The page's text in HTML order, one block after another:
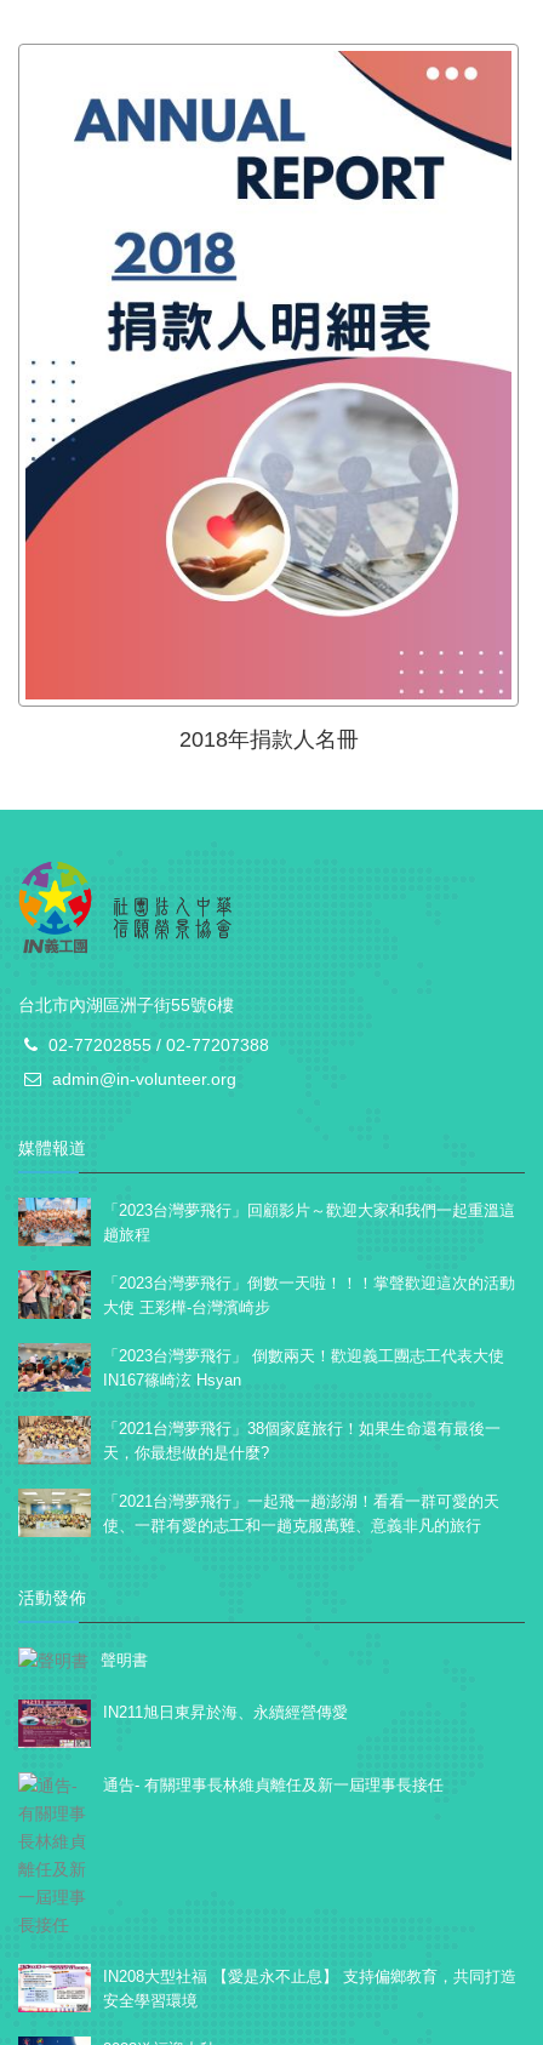
2018年捐款人名冊
台北市內湖區洲子街55號6樓
02-77202855 / 02-77207388
admin@in-volunteer.org
媒體報道
「2023台灣夢飛行」回顧影片～歡迎大家和我們一起重溫這
趟旅程
「2023台灣夢飛行」倒數一天啦！！！掌聲歡迎這次的活動
大使 王彩樺-台灣濱崎步
「2023台灣夢飛行」 倒數兩天！歡迎義工團志工代表大使
IN167篠崎泫 Hsyan
「2021台灣夢飛行」38個家庭旅行！如果生命還有最後一
天，你最想做的是什麼?
「2021台灣夢飛行」一起飛一趟澎湖！看看一群可愛的天
使、一群有愛的志工和一趟克服萬難、意義非凡的旅行
活動發佈
聲明書
IN211旭日東昇於海、永續經營傳愛
通告- 有關理事長林維貞離任及新一屆理事長接任
IN208大型社福 【愛是永不止息】 支持偏鄉教育，共同打造
安全學習環境